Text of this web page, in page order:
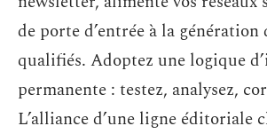
de porte d’entrée à la génération
qualifiés. Adoptez une logique
permanente : testez, analysez,
L’alliance d’une ligne éditoriale